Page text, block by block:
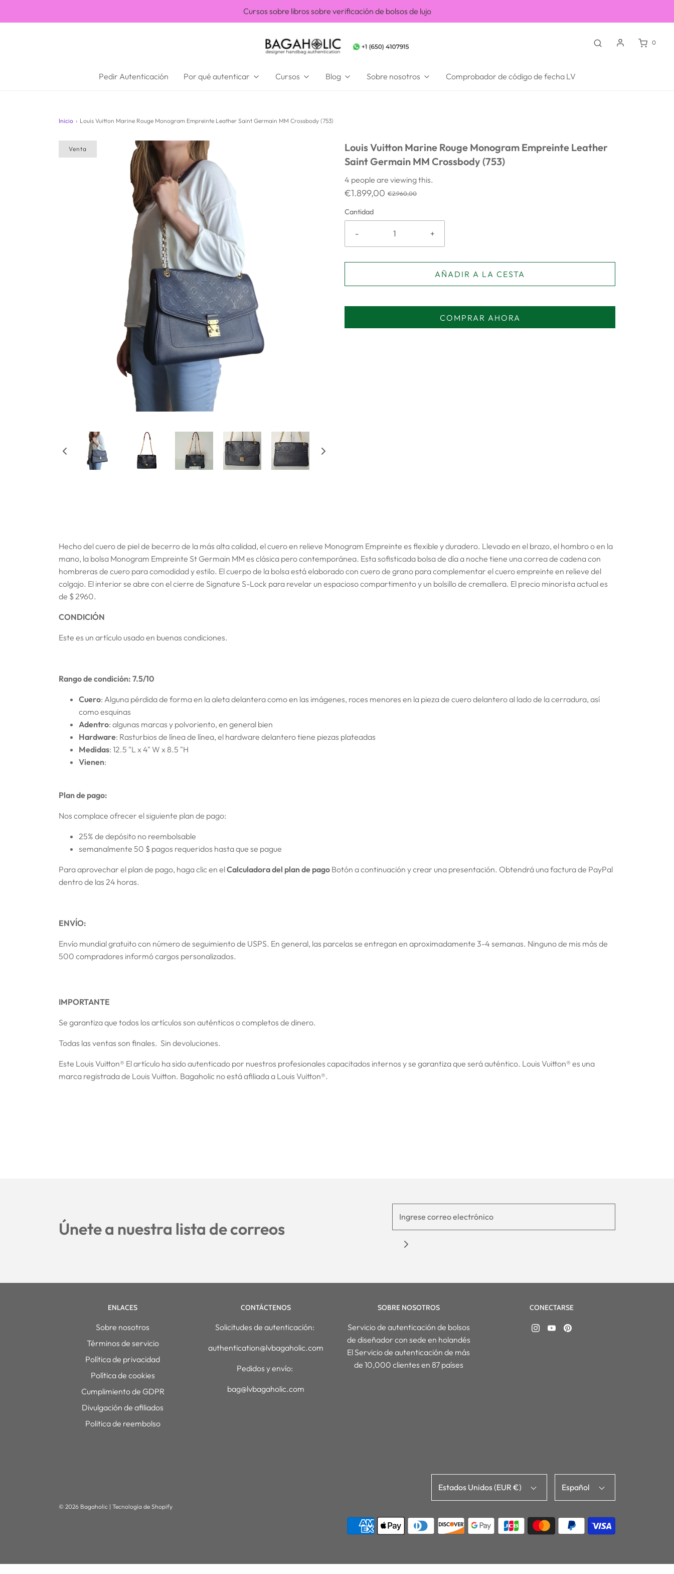
Cursos sobre libros sobre verificación de bolsos de lujo
0
Pedir Autenticación Por qué autenticar Cursos Blog Sobre nosotros Comprobador de código de fecha LV
Inicio › Louis Vuitton Marine Rouge Monogram Empreinte Leather Saint Germain MM Crossbody (753)
Venta
Louis Vuitton Marine Rouge Monogram Empreinte Leather
Saint Germain MM Crossbody (753)
4 people are viewing this.
€1.899,00 €2.960,00
Cantidad
- +
AÑADIR A LA CESTA
COMPRAR AHORA
Hecho del cuero de piel de becerro de la más alta calidad, el cuero en relieve Monogram Empreinte es flexible y duradero. Llevado en el brazo, el hombro o en la
mano, la bolsa Monogram Empreinte St Germain MM es clásica pero contemporánea. Esta sofisticada bolsa de día a noche tiene una correa de cadena con
hombreras de cuero para comodidad y estilo. El cuerpo de la bolsa está elaborado con cuero de grano para complementar el cuero empreinte en relieve del
colgajo. El interior se abre con el cierre de Signature S-Lock para revelar un espacioso compartimento y un bolsillo de cremallera. El precio minorista actual es
de $ 2960.
CONDICIÓN
Este es un artículo usado en buenas condiciones.
Rango de condición: 7.5/10
Cuero: Alguna pérdida de forma en la aleta delantera como en las imágenes, roces menores en la pieza de cuero delantero al lado de la cerradura, así
como esquinas
Adentro: algunas marcas y polvoriento, en general bien
Hardware: Rasturbios de línea de línea, el hardware delantero tiene piezas plateadas
Medidas: 12.5 "L x 4" W x 8.5 "H
Vienen:
Plan de pago:
Nos complace ofrecer el siguiente plan de pago:
25% de depósito no reembolsable
semanalmente 50 $ pagos requeridos hasta que se pague
Para aprovechar el plan de pago, haga clic en elCalculadora del plan de pago Botón a continuación y crear una presentación. Obtendrá una factura de PayPal
dentro de las 24 horas.
ENVÍO:
Envío mundial gratuito con número de seguimiento de USPS. En general, las parcelas se entregan en aproximadamente 3-4 semanas. Ninguno de mis más de
500 compradores informó cargos personalizados.
IMPORTANTE
Se garantiza que todos los artículos son auténticos o completos de dinero.
Todas las ventas son finales. Sin devoluciones.
Este Louis Vuitton® El artículo ha sido autenticado por nuestros profesionales capacitados internos y se garantiza que será auténtico. Louis Vuitton® es una
marca registrada de Louis Vuitton. Bagaholic no está afiliada a Louis Vuitton®.
Únete a nuestra lista de correos
ENLACES
Sobre nosotros
Términos de servicio
Política de privacidad
Política de cookies
Cumplimiento de GDPR
Divulgación de afiliados
Politica de reembolso
CONTÁCTENOS
Solicitudes de autenticación:
authentication@lvbagaholic.com
Pedidos y envío:
bag@lvbagaholic.com
SOBRE NOSOTROS
Servicio de autenticación de bolsos
de diseñador con sede en holandés
El Servicio de autenticación de más
de 10,000 clientes en 87 países
CONECTARSE
Estados Unidos (EUR €) Español
© 2026 Bagaholic | Tecnología de Shopify